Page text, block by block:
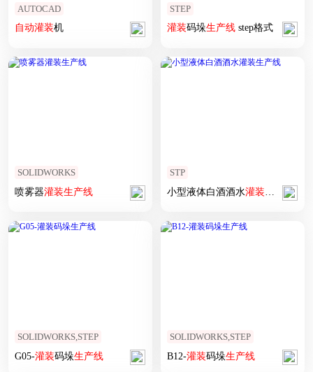
AUTOCAD
自动灌装机
STEP
灌装码垛生产线step格式
SOLIDWORKS
喷雾器灌装生产线
STP
小型液体白酒酒水灌装 生产线
SOLIDWORKS,STEP
G05-灌装码垛生产线
SOLIDWORKS,STEP
B12-灌装码垛生产线